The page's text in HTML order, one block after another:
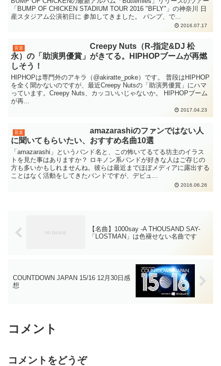
「BUMP OF CHICKEN STADIUM TOUR 2016 "BFLY"」の神奈川 日
産スタジアム公演初日に 参加してきました。 バンプ、で...
2016.07.17
音楽
Creepy Nuts（R-指定&DJ 松
永）の「助演男優賞」がきてる。HIPHOPブームが再燃
しそう！
HIPHOPは専門外のアキラ（@akiratte_poke）です。 普段はHIPHOP
を全く聞かないのですが、最近Creepy Nutsの「助演男優賞」にハマ
っています。Creepy Nuts、カッコいいじゃないか。 HIPHOPブーム
が再...
2017.04.23
音楽
amazarashiのファンではない人
に聞いてもらいたい、おすすめ名曲10選
「amazarashi」というバンド名と、この怖いてるてる坊主のイラス
トを見た事はありますか？ ロキノン系バンドが好きな人はご存じの
方も多いかもしれませんね。彼らは最近までほぼメディアに露出する
ことはなく活動をしてきたバンドですが、デビュ...
2016.06.26
【名曲】1000say -A THOUSAND SAY-
「LOSTMAN」は色褪せない名曲です
COUNTDOWN JAPAN 15/16 12月30日感
想
コメント
コメントをどうぞ